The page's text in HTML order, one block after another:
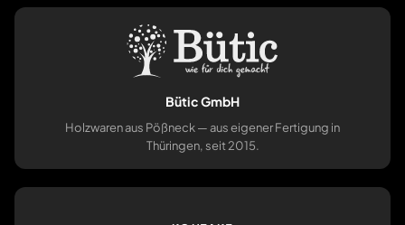
Bütic GmbH
Holzwaren aus Pößneck — aus eigener Fertigung in
Thüringen, seit 2015.